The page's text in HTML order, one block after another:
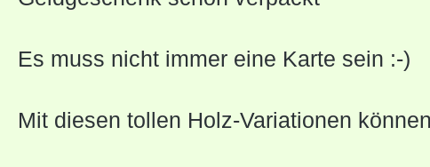
Es muss nicht immer eine Karte sein :-)
Mit diesen tollen Holz-Variationen